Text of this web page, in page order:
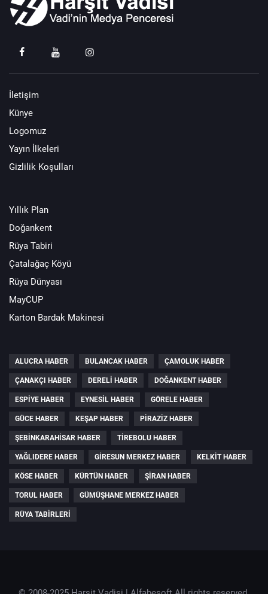
İletişim
Künye
Logomuz
Yayın İlkeleri
Gizlilik Koşulları
Yıllık Plan
Doğankent
Rüya Tabiri
Çatalağaç Köyü
Rüya Dünyası
MayCUP
Karton Bardak Makinesi
ALUCRA HABER BULANCAK HABER ÇAMOLUK HABER
ÇANAKÇI HABER DERELI HABER DOĞANKENT HABER
ESPIYE HABER EYNESIL HABER GÖRELE HABER
GÜCE HABER KEŞAP HABER PIRAZIZ HABER
ŞEBINKARAHISAR HABER TIREBOLU HABER
YAĞLIDERE HABER GIRESUN MERKEZ HABER KELKIT HABER
KÖSE HABER KÜRTÜN HABER ŞIRAN HABER
TORUL HABER GÜMÜŞHANE MERKEZ HABER
RÜYA TABIRLERI